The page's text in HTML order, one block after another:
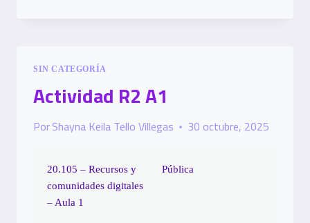
SIN CATEGORÍA
Actividad R2 A1
PorShayna Keila Tello Villegas 30 octubre, 2025
20.105 – Recursos y
comunidades digitales
– Aula 1
Pública